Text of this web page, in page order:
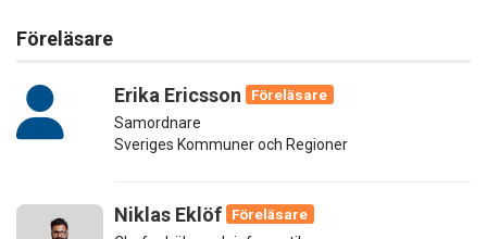
Föreläsare
Erika Ericsson
Föreläsare
Samordnare
Sveriges Kommuner och Regioner
Niklas Eklöf
Föreläsare